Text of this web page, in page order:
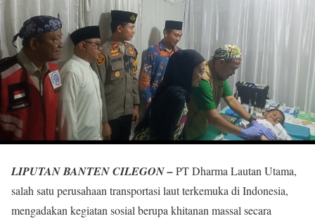
LIPUTAN BANTEN CILEGON –PT Dharma Lautan Utama,
salah satu perusahaan transportasi laut terkemuka di Indonesia,
mengadakan kegiatan sosial berupa khitanan massal secara